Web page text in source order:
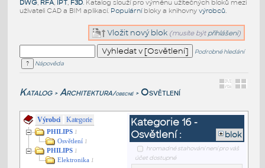
DWG, RFA, IPT, F3D. Katalog slouží pro výměnu užitečných bloků mezi
uživateli CAD a BIM aplikací. Populárníbloky a knihovny výrobců.
Vložit nový blok (musíte být přihlášeni)
Podrobné hledání
Nápověda
Katalog > Architektura/obecné > Osvětlení
Výrobci Kategorie
PHILIPS 1
Osvětlení 1
PHILIPS 1
Elektronika 1
Kategorie 16 -
Osvětlení :
blok
hromadné stahování není pro váš
účet dostupné